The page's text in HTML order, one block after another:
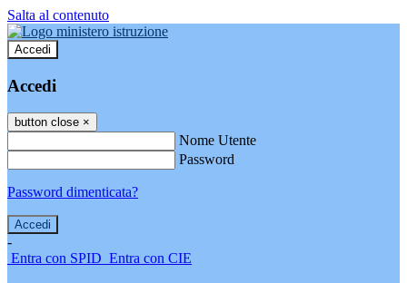
Salta al contenuto
Accedi
Accedi
button close ×
Nome Utente
Password
Password dimenticata?
-
Entra con SPID Entra con CIE